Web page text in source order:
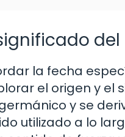
la fecha
el origen y el
y se
utilizado a lo